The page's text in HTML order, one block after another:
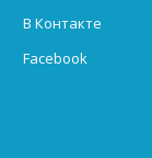
В Контакте
Facebook